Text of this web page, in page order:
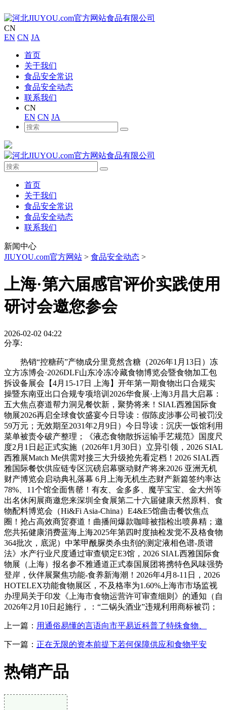
CN
EN CN JA
首页
关于我们
食品安全常识
食品安全动态
联系我们
CN
EN CN JA
首页
关于我们
食品安全常识
食品安全动态
联系我们
新闻中心
JIUYOU.com官方网站 > 食品安全动态 >
上海·第六届感官评价实践使用
研讨会邀您参会
2026-02-02 04:22
分享:
热销“控糖药”产物成分里竟然含糖（2026年1月13日）冻
立方冻博会·2026DLF山东冷冻冷藏食物博览会暨食物加工包
拆设备展会【4月15-17日 上海】开年第一期食物出口合规实
操暨东南亚出口合规专项培训2026华食展·上海3月昌大启幕：
五大焦点赛道帮力洞见餐饮新，聚势将来！SIAL西雅国际食
物展2026再启全球食饮盛宴今日导读：假陈皮涉事公司被罚没
59万元；无效期至2031年2月9日）今日导读：沉庆一饭馆利用
菜单被责令破产整理；《液态食物散拆运输手艺规范》国度尺
度2月1日起正式实施（2026年1月30日）立异引领，2026 SIAL
西雅展Match Me供需对接三大升级抢先看定档！2026 SIAL西
雅国际餐饮供应链专区沉磅启幕驱动财产将来2026 亚洲无机
财产博览会启动典礼落幕 6月上海无机生态财产新篇签约率达
78%、11个馆全面售罄！有友、金多多、魔芋宝宝、金大州等
出名休闲展商邀您来深圳全食展第二十六届健康天然原料、食
物配料博览会（Hi&Fi Asia-China）E4&E5馆曲击餐饮焦点
圈！抢占高效商贸赛道！曲播间爆款咖啡被指检出喷鼻精；邀
您共拓健康消费蓝海上海2025年第四时度抽检发觉不及格食物
364批次，底泥）中苯甲酰脲类杀虫剂的测定液相色谱-质谱
法》水产行业尺度通过审查锁定E3馆，2026 SIAL西雅国际食
物展（上海）报名参不雅通道正式泰国展团将携特色风味强势
登岸，伙伴展聚焦功能-食养新海潮！2026年4月8-11日，2026
HOTELEX功能食物展区，不及格率为1.60%上海市市场监视
办理局关于印发《上海市食物运营许可审查细则》的通知（自
2026年2月10日起施行，：“二锅头酒业”违规利用商标被罚；
上一篇： 用通俗易懂的言语向市平易近科普了特殊食物、
下一篇： 正在无限的资本前提下若何保障供应和食物平安
热销产品